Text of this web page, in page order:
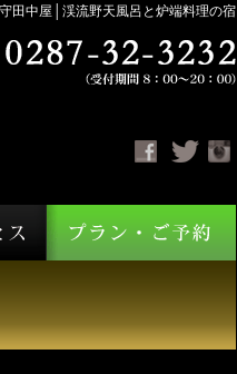
田中屋│渓流野天風呂と炉端料理の宿